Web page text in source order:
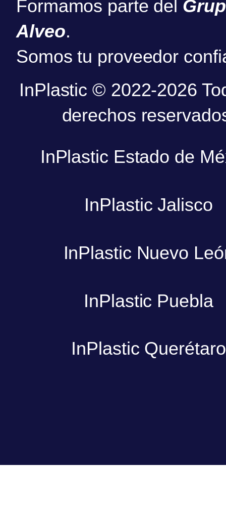
Formamos parte del
Alveo.
Somos tu proveedor
InPlastic © 2022-2026
derechos
InPlastic Estado de
InPlastic Jalisco
InPlastic Nuevo
InPlastic Puebla
InPlastic Querétaro